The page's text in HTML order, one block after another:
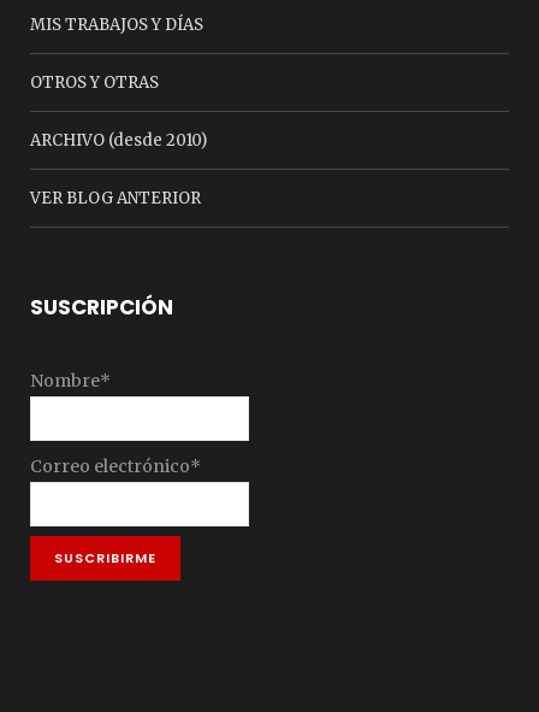
MIS TRABAJOS Y DÍAS
OTROS Y OTRAS
ARCHIVO (desde 2010)
VER BLOG ANTERIOR
SUSCRIPCIÓN
Nombre*
Correo electrónico*